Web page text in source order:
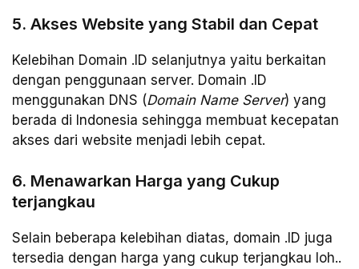
5. Akses Website yang Stabil dan Cepat
Kelebihan Domain .ID selanjutnya yaitu berkaitan
dengan penggunaan server. Domain .ID
menggunakan DNS (Domain Name Server) yang
berada di Indonesia sehingga membuat kecepatan
akses dari website menjadi lebih cepat.
6. Menawarkan Harga yang Cukup
terjangkau
Selain beberapa kelebihan diatas, domain .ID juga
tersedia dengan harga yang cukup terjangkau loh..